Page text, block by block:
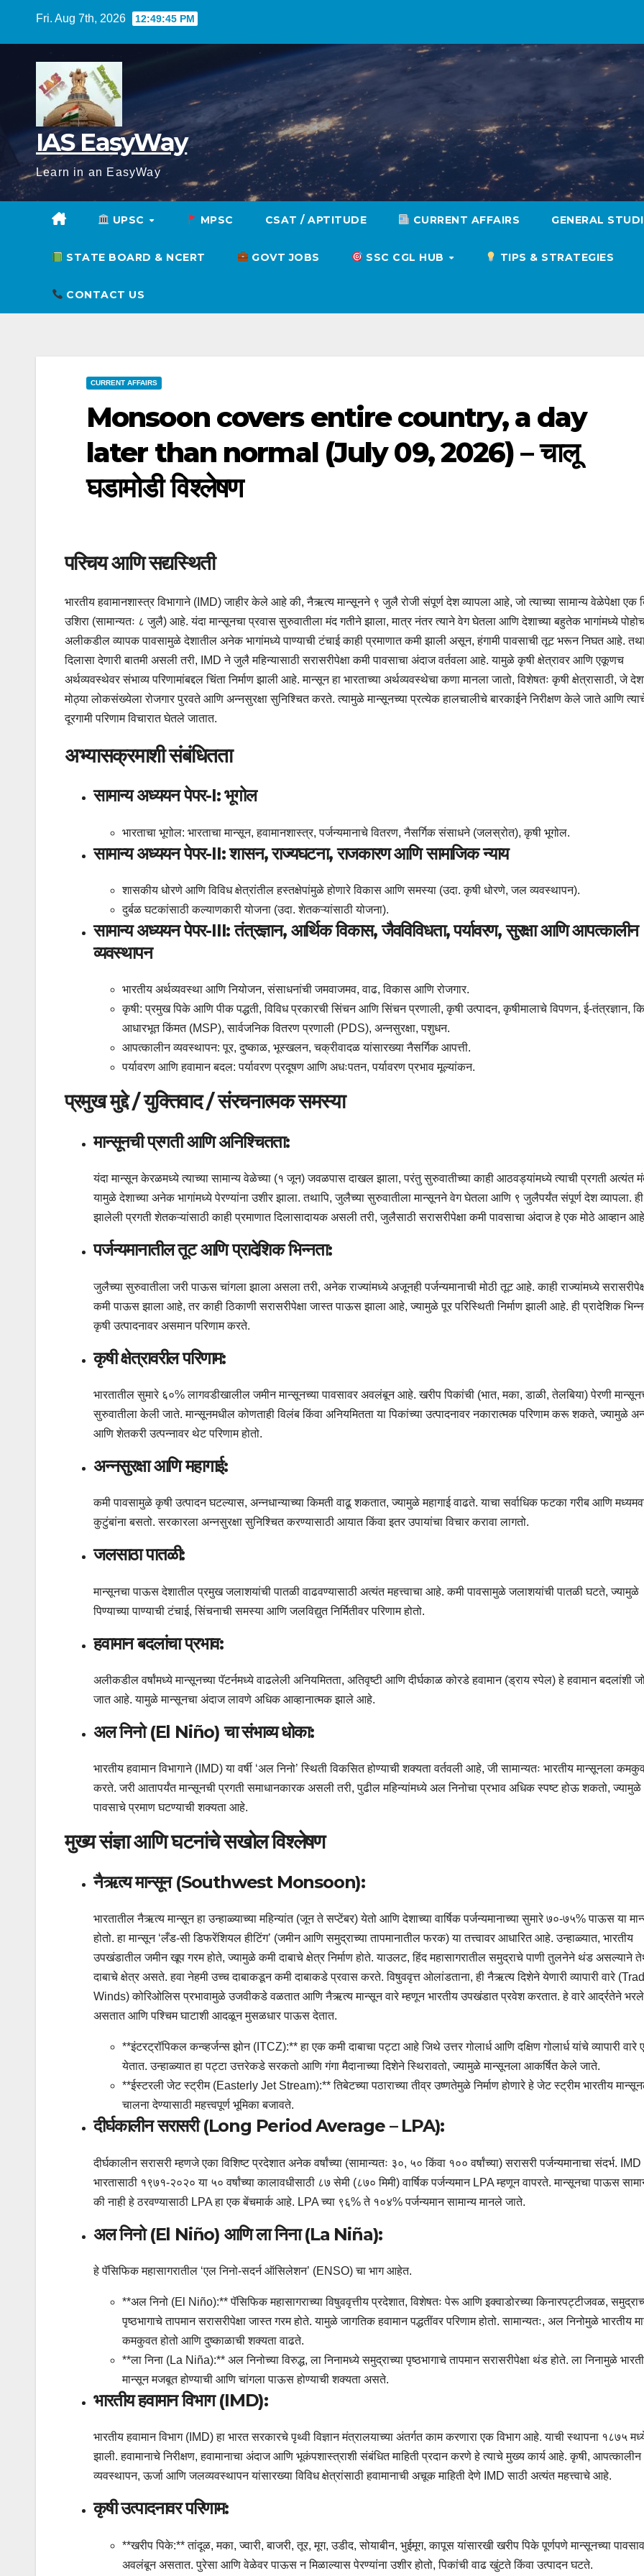
Fri. Aug 7th, 2026 12:49:46 PM
IAS EasyWay
Learn in an EasyWay
UPSC MPSC CSAT / APTITUDE CURRENT AFFAIRS GENERAL
STATE BOARD & NCERT GOVT JOBS SSC CGL HUB TIPS & STRATEGIES
CONTACT US
CURRENT AFFAIRS
Monsoon covers entire country, a day
later than normal (July 09, 2026) – चालू
घडामोडी विश्लेषण
परिचय आणि सद्यस्थिती
भारतीय हवामानशास्त्र विभागाने (IMD) जाहीर केले आहे की, नैऋत्य मान्सूनने ९ जुलै रोजी संपूर्ण देश व्यापला आहे, जो त्याच्या सामान्य वेळेपेक्षा एक
उशिरा (सामान्यतः ८ जुलै) आहे. यंदा मान्सूनचा प्रवास सुरुवातीला मंद गतीने झाला, मात्र नंतर त्याने वेग घेतला आणि देशाच्या बहुतेक भागांमध्ये
अलीकडील व्यापक पावसामुळे देशातील अनेक भागांमध्ये पाण्याची टंचाई काही प्रमाणात कमी झाली असून, हंगामी पावसाची तूट भरून निघत आहे.
दिलासा देणारी बातमी असली तरी, IMD ने जुलै महिन्यासाठी सरासरीपेक्षा कमी पावसाचा अंदाज वर्तवला आहे. यामुळे कृषी क्षेत्रावर आणि एकूणच
अर्थव्यवस्थेवर संभाव्य परिणामांबद्दल चिंता निर्माण झाली आहे. मान्सून हा भारताच्या अर्थव्यवस्थेचा कणा मानला जातो, विशेषतः कृषी क्षेत्रासाठी, जे
मोठ्या लोकसंख्येला रोजगार पुरवते आणि अन्नसुरक्षा सुनिश्चित करते. त्यामुळे मान्सूनच्या प्रत्येक हालचालीचे बारकाईने निरीक्षण केले जाते आणि
दूरगामी परिणाम विचारात घेतले जातात.
अभ्यासक्रमाशी संबंधितता
सामान्य अध्ययन पेपर-I: भूगोल
भारताचा भूगोल: भारताचा मान्सून, हवामानशास्त्र, पर्जन्यमानाचे वितरण, नैसर्गिक संसाधने (जलस्रोत), कृषी भूगोल.
सामान्य अध्ययन पेपर-II: शासन, राज्यघटना, राजकारण आणि सामाजिक न्याय
शासकीय धोरणे आणि विविध क्षेत्रांतील हस्तक्षेपांमुळे होणारे विकास आणि समस्या (उदा. कृषी धोरणे, जल व्यवस्थापन).
दुर्बळ घटकांसाठी कल्याणकारी योजना (उदा. शेतकऱ्यांसाठी योजना).
सामान्य अध्ययन पेपर-III: तंत्रज्ञान, आर्थिक विकास, जैवविविधता, पर्यावरण, सुरक्षा आणि आपत्कालीन
व्यवस्थापन
भारतीय अर्थव्यवस्था आणि नियोजन, संसाधनांची जमवाजमव, वाढ, विकास आणि रोजगार.
कृषी: प्रमुख पिके आणि पीक पद्धती, विविध प्रकारची सिंचन आणि सिंचन प्रणाली, कृषी उत्पादन, कृषीमालाचे विपणन, ई-तंत्रज्ञान,
आधारभूत किंमत (MSP), सार्वजनिक वितरण प्रणाली (PDS), अन्नसुरक्षा, पशुधन.
आपत्कालीन व्यवस्थापन: पूर, दुष्काळ, भूस्खलन, चक्रीवादळ यांसारख्या नैसर्गिक आपत्ती.
पर्यावरण आणि हवामान बदल: पर्यावरण प्रदूषण आणि अधःपतन, पर्यावरण प्रभाव मूल्यांकन.
प्रमुख मुद्दे / युक्तिवाद / संरचनात्मक समस्या
मान्सूनची प्रगती आणि अनिश्चितता:
यंदा मान्सून केरळमध्ये त्याच्या सामान्य वेळेच्या (१ जून) जवळपास दाखल झाला, परंतु सुरुवातीच्या काही आठवड्यांमध्ये त्याची प्रगती अत्यंत
यामुळे देशाच्या अनेक भागांमध्ये पेरण्यांना उशीर झाला. तथापि, जुलैच्या सुरुवातीला मान्सूनने वेग घेतला आणि ९ जुलैपर्यंत संपूर्ण देश व्यापला.
झालेली प्रगती शेतकऱ्यांसाठी काही प्रमाणात दिलासादायक असली तरी, जुलैसाठी सरासरीपेक्षा कमी पावसाचा अंदाज हे एक मोठे आव्हान
पर्जन्यमानातील तूट आणि प्रादेशिक भिन्नता:
जुलैच्या सुरुवातीला जरी पाऊस चांगला झाला असला तरी, अनेक राज्यांमध्ये अजूनही पर्जन्यमानाची मोठी तूट आहे. काही राज्यांमध्ये
कमी पाऊस झाला आहे, तर काही ठिकाणी सरासरीपेक्षा जास्त पाऊस झाला आहे, ज्यामुळे पूर परिस्थिती निर्माण झाली आहे. ही प्रादेशिक
कृषी उत्पादनावर असमान परिणाम करते.
कृषी क्षेत्रावरील परिणाम:
भारतातील सुमारे ६०% लागवडीखालील जमीन मान्सूनच्या पावसावर अवलंबून आहे. खरीप पिकांची (भात, मका, डाळी, तेलबिया) पेरणी
सुरुवातीला केली जाते. मान्सूनमधील कोणताही विलंब किंवा अनियमितता या पिकांच्या उत्पादनावर नकारात्मक परिणाम करू शकते, ज्यामुळे
आणि शेतकरी उत्पन्नावर थेट परिणाम होतो.
अन्नसुरक्षा आणि महागाई:
कमी पावसामुळे कृषी उत्पादन घटल्यास, अन्नधान्याच्या किमती वाढू शकतात, ज्यामुळे महागाई वाढते. याचा सर्वाधिक फटका गरीब आणि
कुटुंबांना बसतो. सरकारला अन्नसुरक्षा सुनिश्चित करण्यासाठी आयात किंवा इतर उपायांचा विचार करावा लागतो.
जलसाठा पातळी:
मान्सूनचा पाऊस देशातील प्रमुख जलाशयांची पातळी वाढवण्यासाठी अत्यंत महत्त्वाचा आहे. कमी पावसामुळे जलाशयांची पातळी घटते, ज्यामुळे
पिण्याच्या पाण्याची टंचाई, सिंचनाची समस्या आणि जलविद्युत निर्मितीवर परिणाम होतो.
हवामान बदलांचा प्रभाव:
अलीकडील वर्षांमध्ये मान्सूनच्या पॅटर्नमध्ये वाढलेली अनियमितता, अतिवृष्टी आणि दीर्घकाळ कोरडे हवामान (ड्राय स्पेल) हे हवामान बदलांशी
जात आहे. यामुळे मान्सूनचा अंदाज लावणे अधिक आव्हानात्मक झाले आहे.
अल निनो (El Niño) चा संभाव्य धोका:
भारतीय हवामान विभागाने (IMD) या वर्षी ‘अल निनो’ स्थिती विकसित होण्याची शक्यता वर्तवली आहे, जी सामान्यतः भारतीय मान्सूनला
करते. जरी आतापर्यंत मान्सूनची प्रगती समाधानकारक असली तरी, पुढील महिन्यांमध्ये अल निनोचा प्रभाव अधिक स्पष्ट होऊ शकतो, ज्यामुळे
पावसाचे प्रमाण घटण्याची शक्यता आहे.
मुख्य संज्ञा आणि घटनांचे सखोल विश्लेषण
नैऋत्य मान्सून (Southwest Monsoon):
भारतातील नैऋत्य मान्सून हा उन्हाळ्याच्या महिन्यांत (जून ते सप्टेंबर) येतो आणि देशाच्या वार्षिक पर्जन्यमानाच्या सुमारे ७०-७५% पाऊस या
होतो. हा मान्सून ‘लँड-सी डिफरेंशियल हीटिंग’ (जमीन आणि समुद्राच्या तापमानातील फरक) या तत्त्वावर आधारित आहे. उन्हाळ्यात, भारतीय
उपखंडातील जमीन खूप गरम होते, ज्यामुळे कमी दाबाचे क्षेत्र निर्माण होते. याउलट, हिंद महासागरातील समुद्राचे पाणी तुलनेने थंड असल्याने
दाबाचे क्षेत्र असते. हवा नेहमी उच्च दाबाकडून कमी दाबाकडे प्रवास करते. विषुववृत्त ओलांडताना, ही नैऋत्य दिशेने येणारी व्यापारी वारे
Winds) कोरिओलिस प्रभावामुळे उजवीकडे वळतात आणि नैऋत्य मान्सून वारे म्हणून भारतीय उपखंडात प्रवेश करतात. हे वारे आर्द्रतेने
असतात आणि पश्चिम घाटाशी आदळून मुसळधार पाऊस देतात.
**इंटरट्रॉपिकल कन्व्हर्जन्स झोन (ITCZ):** हा एक कमी दाबाचा पट्टा आहे जिथे उत्तर गोलार्ध आणि दक्षिण गोलार्ध यांचे व्यापारी वारे
येतात. उन्हाळ्यात हा पट्टा उत्तरेकडे सरकतो आणि गंगा मैदानाच्या दिशेने स्थिरावतो, ज्यामुळे मान्सूनला आकर्षित केले जाते.
**ईस्टरली जेट स्ट्रीम (Easterly Jet Stream):** तिबेटच्या पठाराच्या तीव्र उष्णतेमुळे निर्माण होणारे हे जेट स्ट्रीम भारतीय
चालना देण्यासाठी महत्त्वपूर्ण भूमिका बजावते.
दीर्घकालीन सरासरी (Long Period Average – LPA):
दीर्घकालीन सरासरी म्हणजे एका विशिष्ट प्रदेशात अनेक वर्षांच्या (सामान्यतः ३०, ५० किंवा १०० वर्षांच्या) सरासरी पर्जन्यमानाचा संदर्भ. IMD
भारतासाठी १९७१-२०२० या ५० वर्षांच्या कालावधीसाठी ८७ सेमी (८७० मिमी) वार्षिक पर्जन्यमान LPA म्हणून वापरते. मान्सूनचा पाऊस
की नाही हे ठरवण्यासाठी LPA हा एक बेंचमार्क आहे. LPA च्या ९६% ते १०४% पर्जन्यमान सामान्य मानले जाते.
अल निनो (El Niño) आणि ला निना (La Niña):
हे पॅसिफिक महासागरातील ‘एल निनो-सदर्न ऑसिलेशन’ (ENSO) चा भाग आहेत.
**अल निनो (El Niño):** पॅसिफिक महासागराच्या विषुववृत्तीय प्रदेशात, विशेषतः पेरू आणि इक्वाडोरच्या किनारपट्टीजवळ,
पृष्ठभागाचे तापमान सरासरीपेक्षा जास्त गरम होते. यामुळे जागतिक हवामान पद्धतींवर परिणाम होतो. सामान्यतः, अल निनोमुळे भारतीय
कमकुवत होतो आणि दुष्काळाची शक्यता वाढते.
**ला निना (La Niña):** अल निनोच्या विरुद्ध, ला निनामध्ये समुद्राच्या पृष्ठभागाचे तापमान सरासरीपेक्षा थंड होते. ला निनामुळे
मान्सून मजबूत होण्याची आणि चांगला पाऊस होण्याची शक्यता असते.
भारतीय हवामान विभाग (IMD):
भारतीय हवामान विभाग (IMD) हा भारत सरकारचे पृथ्वी विज्ञान मंत्रालयाच्या अंतर्गत काम करणारा एक विभाग आहे. याची स्थापना १८७५
झाली. हवामानाचे निरीक्षण, हवामानाचा अंदाज आणि भूकंपशास्त्राशी संबंधित माहिती प्रदान करणे हे त्याचे मुख्य कार्य आहे. कृषी, आपत्कालीन
व्यवस्थापन, ऊर्जा आणि जलव्यवस्थापन यांसारख्या विविध क्षेत्रांसाठी हवामानाची अचूक माहिती देणे IMD साठी अत्यंत महत्त्वाचे आहे.
कृषी उत्पादनावर परिणाम:
**खरीप पिके:** तांदूळ, मका, ज्वारी, बाजरी, तूर, मूग, उडीद, सोयाबीन, भुईमूग, कापूस यांसारखी खरीप पिके पूर्णपणे मान्सूनच्या
अवलंबून असतात. पुरेसा आणि वेळेवर पाऊस न मिळाल्यास पेरण्यांना उशीर होतो, पिकांची वाढ खुंटते किंवा उत्पादन घटते.